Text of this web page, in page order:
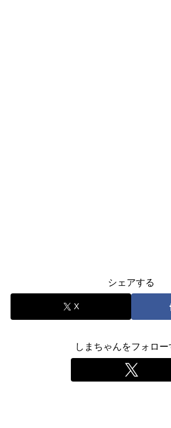
シェアする
X
しまちゃんをフォロー